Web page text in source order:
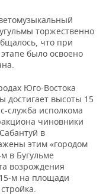
торжественно
что при
было освоено
Юго-Востока
достигает высоты 15
служба исполкома
чиновники
в
этим «городом
в Бугульме
возрождения
м на площади